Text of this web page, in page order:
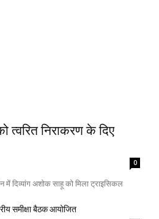
निराकरण के दिए
0
में दिव्यांग अशोक साहू को मिला ट्राइसिकल
समीक्षा बैठक आयोजित